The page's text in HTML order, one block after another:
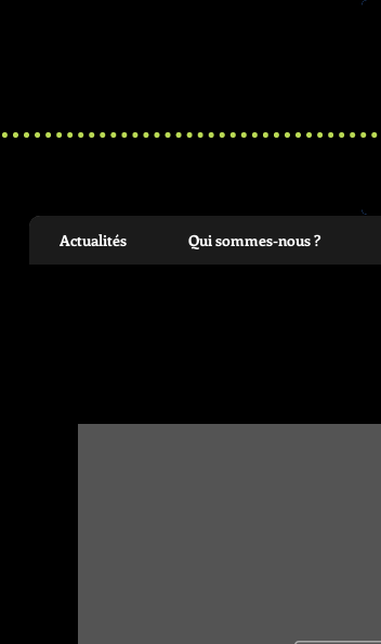
Actualités Qui sommes-nous ?